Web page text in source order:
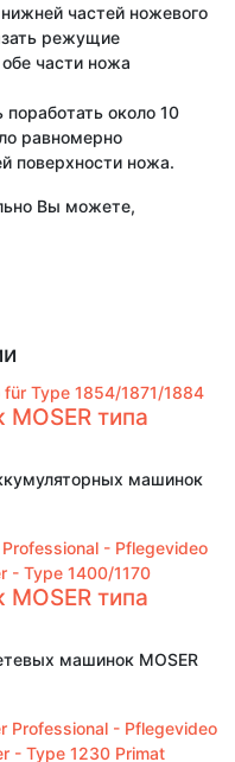
частей ножевого
режущие
части ножа
около 10
равномерно
поверхности ножа.
Вы можете,
типа
машинок
типа
машинок MOSER